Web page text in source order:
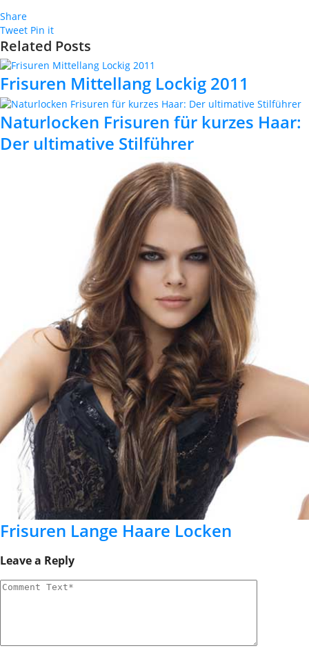
Share
Tweet Pin it
Related Posts
Frisuren Mittellang Lockig 2011
Naturlocken Frisuren für kurzes Haar:
Der ultimative Stilführer
Frisuren Lange Haare Locken
Leave a Reply